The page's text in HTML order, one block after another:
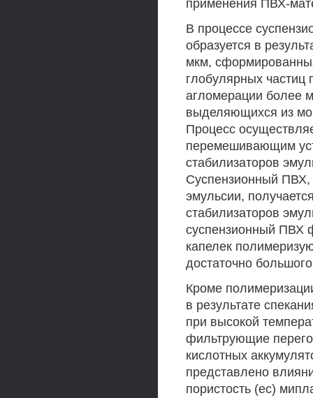
применения ПВХ-
В процессе
образуется в
мкм,
глобулярных частиц
агломерации более
выделяющихся из
Процесс
перемешивающим
стабилизаторов
Суспензионный ПВХ,
эмульсии,
стабилизаторов
суспензионный ПВХ
капелек
достаточно
Кроме
в результате
при высокой
фильтрующие
кислотных
представлено
пористость (ес)